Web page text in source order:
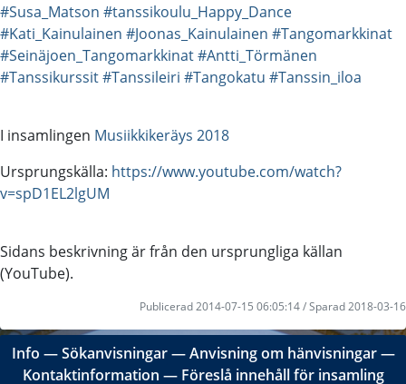
#Susa_Matson #tanssikoulu_Happy_Dance
#Kati_Kainulainen #Joonas_Kainulainen #Tangomarkkinat
#Seinäjoen_Tangomarkkinat#Antti_Törmänen
#Tanssikurssit#Tanssileiri #Tangokatu #Tanssin_iloa
I insamlingen Musiikkikeräys 2018
Ursprungskälla: https://www.youtube.com/watch?
v=spD1EL2lgUM
Sidans beskrivning är från den ursprungliga källan
(YouTube).
Publicerad 2014-07-15 06:05:14 / Sparad 2018-03-16
Info ―Sökanvisningar―Anvisning om hänvisningar―
Kontaktinformation ― Föreslå innehåll för insamling